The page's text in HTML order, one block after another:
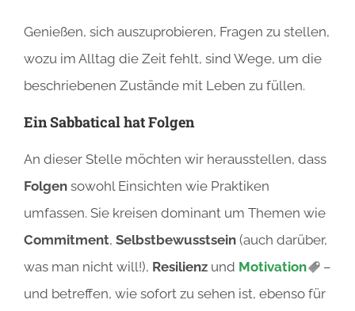
Genießen, sich auszuprobieren, Fragen zu stellen,
wozu im Alltag die Zeit fehlt, sind Wege, um die
beschriebenen Zustände mit Leben zu füllen.
Ein Sabbatical hat Folgen
An dieser Stelle möchten wir herausstellen, dass
Folgen sowohl Einsichten wie Praktiken
umfassen. Sie kreisen dominant um Themen wie
Commitment, Selbstbewusstsein (auch darüber,
was man nicht will!), Resilienz und Motivation
–
und betreffen, wie sofort zu sehen ist, ebenso für